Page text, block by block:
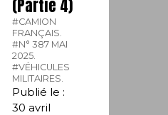
(Partie 4)
#CAMION
FRANÇAIS.
#N° 387 MAI
2025.
#VÉHICULES
MILITAIRES.
Publié le :
30 avril